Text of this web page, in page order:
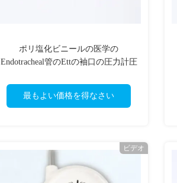
ポリ塩化ビニールの医学の
Endotracheal管のEttの袖口の圧力計圧
最もよい価格を得なさい
ビデオ